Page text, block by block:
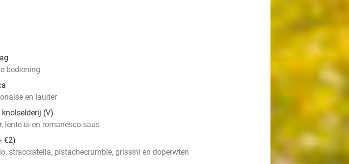
bediening
en laurier
(V)
lente-ui en romanesco-saus
€2)
stracciatella, pistachecrumble, grissini en doperwten